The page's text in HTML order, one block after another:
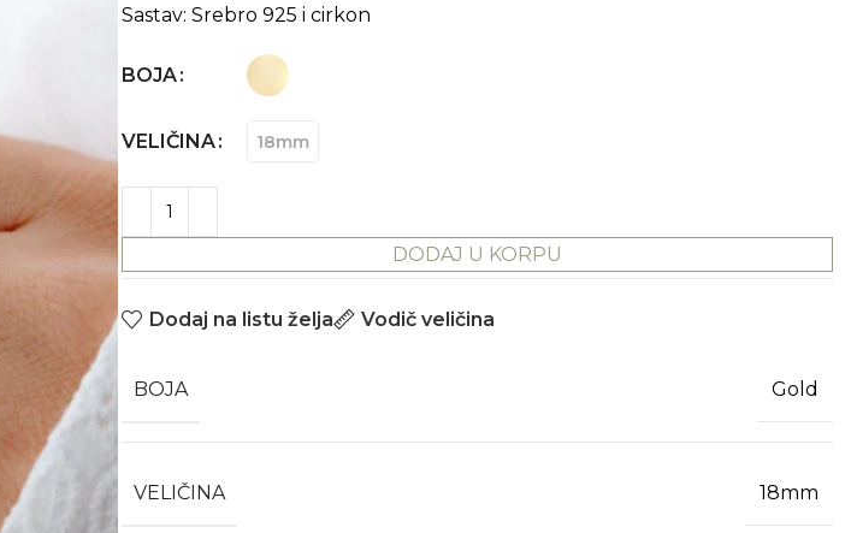
Sastav: Srebro 925 i cirkon
BOJA
VELIČINA 18mm
DODAJ U KORPU
Dodaj na listu želja Vodič veličina
BOJA Gold
VELIČINA 18mm